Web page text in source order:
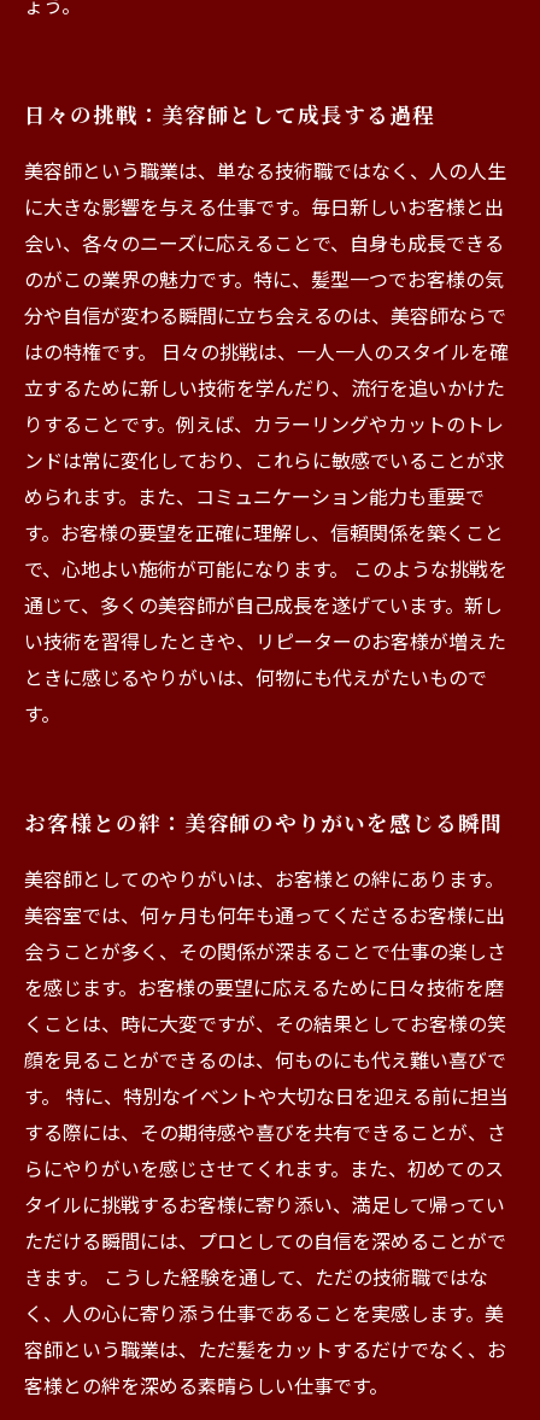
日々の挑戦：美容師として成長する過程
美容師という職業は、単なる技術職ではなく、人の人生
に大きな影響を与える仕事です。毎日新しいお客様と出
会い、各々のニーズに応えることで、自身も成長できる
のがこの業界の魅力です。特に、髪型一つでお客様の気
分や自信が変わる瞬間に立ち会えるのは、美容師ならで
はの特権です。 日々の挑戦は、一人一人のスタイルを確
立するために新しい技術を学んだり、流行を追いかけた
りすることです。例えば、カラーリングやカットのトレ
ンドは常に変化しており、これらに敏感でいることが求
められます。また、コミュニケーション能力も重要で
す。お客様の要望を正確に理解し、信頼関係を築くこと
で、心地よい施術が可能になります。 このような挑戦を
通じて、多くの美容師が自己成長を遂げています。新し
い技術を習得したときや、リピーターのお客様が増えた
ときに感じるやりがいは、何物にも代えがたいもので
す。
お客様との絆：美容師のやりがいを感じる瞬間
美容師としてのやりがいは、お客様との絆にあります。
美容室では、何ヶ月も何年も通ってくださるお客様に出
会うことが多く、その関係が深まることで仕事の楽しさ
を感じます。お客様の要望に応えるために日々技術を磨
くことは、時に大変ですが、その結果としてお客様の笑
顔を見ることができるのは、何ものにも代え難い喜びで
す。 特に、特別なイベントや大切な日を迎える前に担当
する際には、その期待感や喜びを共有できることが、さ
らにやりがいを感じさせてくれます。また、初めてのス
タイルに挑戦するお客様に寄り添い、満足して帰ってい
ただける瞬間には、プロとしての自信を深めることがで
きます。 こうした経験を通して、ただの技術職ではな
く、人の心に寄り添う仕事であることを実感します。美
容師という職業は、ただ髪をカットするだけでなく、お
客様との絆を深める素晴らしい仕事です。